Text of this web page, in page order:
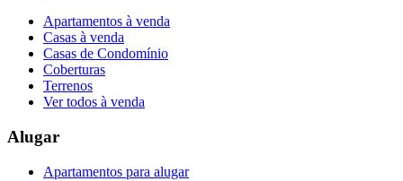
Apartamentos à venda
Casas à venda
Casas de Condomínio
Coberturas
Terrenos
Ver todos à venda
Alugar
Apartamentos para alugar